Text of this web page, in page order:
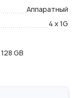
Аппаратный
4 x 1G
GB